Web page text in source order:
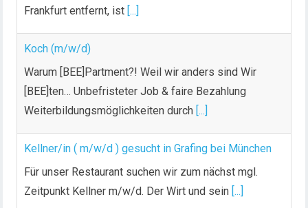
Frankfurt entfernt, ist [...]
Koch (m/w/d)
Warum [BEE]Partment?! Weil wir anders sind Wir
[BEE]ten… Unbefristeter Job & faire Bezahlung
Weiterbildungsmöglichkeiten durch [...]
Kellner/in ( m/w/d ) gesucht in Grafing bei München
Für unser Restaurant suchen wir zum nächst mgl.
Zeitpunkt Kellner m/w/d. Der Wirt und sein [...]